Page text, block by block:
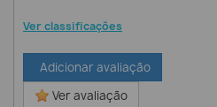
Ver classificações
Adicionar avaliação
Ver avaliação